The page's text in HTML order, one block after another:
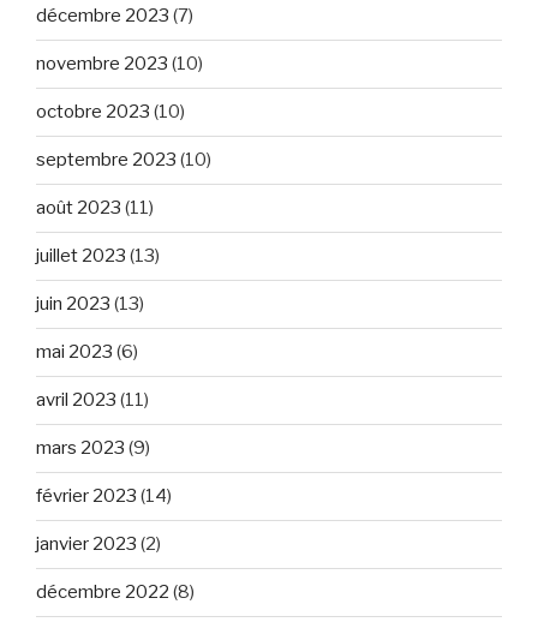
décembre 2023 (7)
novembre 2023 (10)
octobre 2023 (10)
septembre 2023 (10)
août 2023 (11)
juillet 2023 (13)
juin 2023 (13)
mai 2023 (6)
avril 2023 (11)
mars 2023 (9)
février 2023 (14)
janvier 2023 (2)
décembre 2022 (8)